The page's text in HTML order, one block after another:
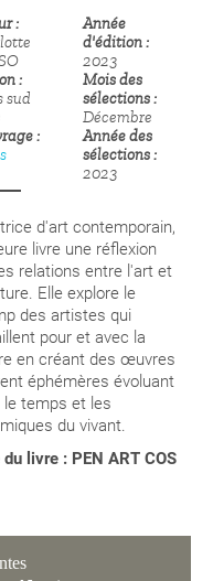
sud
Année
d'édition
2023
Mois des
sélections
Décembre
Année des
sélections
2023
d'art contemporain,
livre une réflexion
relations entre l'art et
Elle explore le
des artistes qui
pour et avec la
en créant desœuvres
éphémères évoluant
le temps et les
du vivant.
du livre : PEN ART COS